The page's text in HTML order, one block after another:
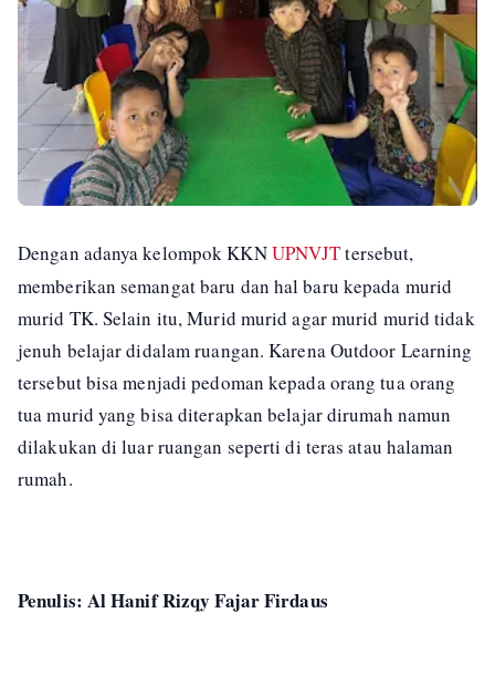
Dengan adanya kelompok KKNUPNVJTtersebut,
memberikan semangat baru dan hal baru kepada murid
murid TK. Selain itu, Murid murid agar murid murid tidak
jenuh belajar didalam ruangan. Karena Outdoor Learning
tersebut bisa menjadi pedoman kepada orang tua orang
tua murid yang bisa diterapkan belajar dirumah namun
dilakukan di luar ruangan seperti di teras atau halaman
rumah.
Penulis: Al Hanif Rizqy Fajar Firdaus